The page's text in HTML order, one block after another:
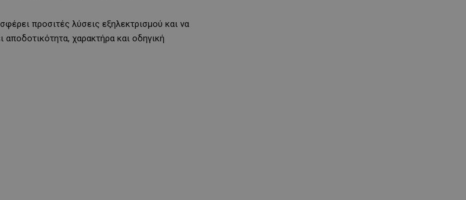
προσιτές λύσεις εξηλεκτρισμού και να
αποδοτικότητα, χαρακτήρα και οδηγική